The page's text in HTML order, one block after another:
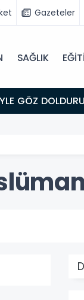
Gazeteler
SAĞLIK